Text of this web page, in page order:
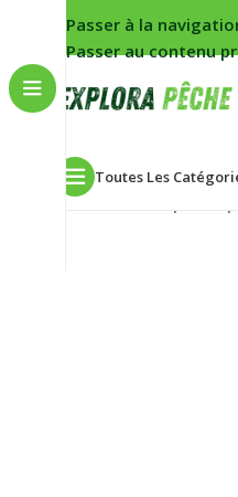
Passer à la
Passer au contenu
Toutes Les
Accueil